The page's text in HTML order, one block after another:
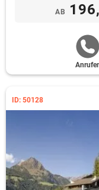
AB
ID: 50128